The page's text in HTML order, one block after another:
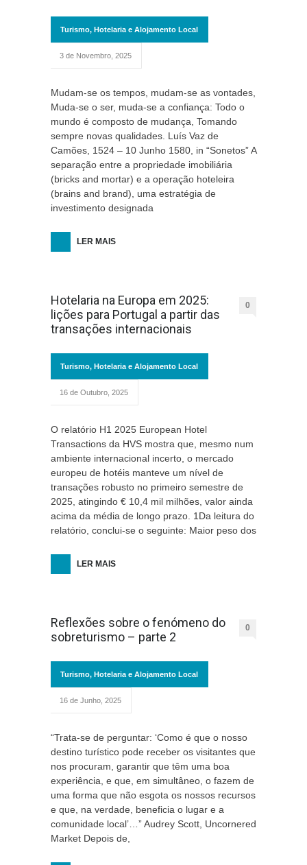
Turismo, Hotelaria e Alojamento Local
3 de Novembro, 2025
Mudam-se os tempos, mudam-se as vontades,
Muda-se o ser, muda-se a confiança: Todo o
mundo é composto de mudança, Tomando
sempre novas qualidades. Luís Vaz de
Camões, 1524 – 10 Junho 1580, in “Sonetos” A
separação entre a propriedade imobiliária
(bricks and mortar) e a operação hoteleira
(brains and brand), uma estratégia de
investimento designada
LER MAIS
Hotelaria na Europa em 2025:
lições para Portugal a partir das
transações internacionais
0
Turismo, Hotelaria e Alojamento Local
16 de Outubro, 2025
O relatório H1 2025 European Hotel
Transactions da HVS mostra que, mesmo num
ambiente internacional incerto, o mercado
europeu de hotéis manteve um nível de
transações robusto no primeiro semestre de
2025, atingindo € 10,4 mil milhões, valor ainda
acima da média de longo prazo. 1Da leitura do
relatório, conclui-se o seguinte: Maior peso dos
LER MAIS
Reflexões sobre o fenómeno do
sobreturismo – parte 2
0
Turismo, Hotelaria e Alojamento Local
16 de Junho, 2025
“Trata-se de perguntar: ‘Como é que o nosso
destino turístico pode receber os visitantes que
nos procuram, garantir que têm uma boa
experiência, e que, em simultâneo, o fazem de
uma forma que não esgota os nossos recursos
e que, na verdade, beneficia o lugar e a
comunidade local’…” Audrey Scott, Uncornered
Market Depois de,